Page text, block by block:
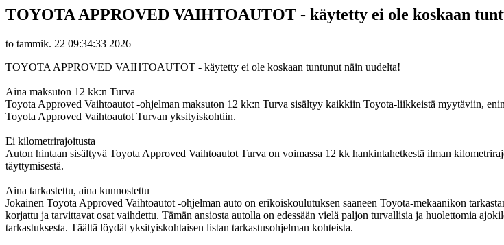
TOYOTA APPROVED VAIHTOAUTOT - käytetty ei ole koskaan
to tammik. 22 09:34:33 2026
TOYOTA APPROVED VAIHTOAUTOT - käytetty ei ole koskaan tuntunut näin uudelta!
Aina maksuton 12 kk:n Turva
Toyota Approved Vaihtoautot -ohjelman maksuton 12 kk:n Turva sisältyy kaikkiin Toyota-liikkeistä myytäviin,
Toyota Approved Vaihtoautot Turvan yksityiskohtiin.
Ei kilometrirajoitusta
Auton hintaan sisältyvä Toyota Approved Vaihtoautot Turva on voimassa 12 kk hankintahetkestä ilman
täyttymisestä.
Aina tarkastettu, aina kunnostettu
Jokainen Toyota Approved Vaihtoautot -ohjelman auto on erikoiskoulutuksen saaneen Toyota-mekaanikon
korjattu ja tarvittavat osat vaihdettu. Tämän ansiosta autolla on edessään vielä paljon turvallisia ja huolettomia
tarkastuksesta. Täältä löydät yksityiskohtaisen listan tarkastusohjelman kohteista.